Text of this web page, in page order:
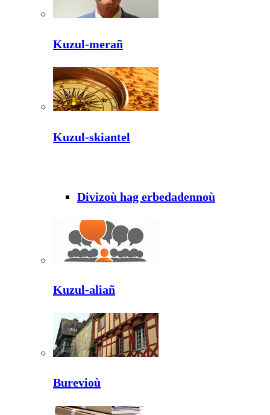
Kuzul-merañ
Kuzul-skiantel
Divizoù hag erbedadennoù
Kuzul-aliañ
Burevioù